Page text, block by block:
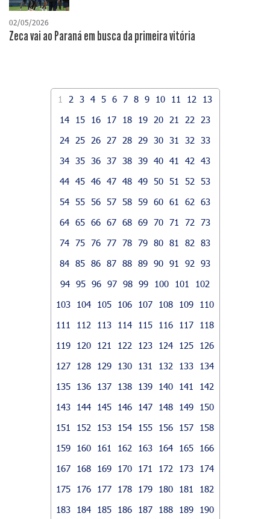
02/05/2026
Zeca vai ao Paraná em busca da primeira vitória
1 2 3 4 5 6 7 8 9 10 11 12
13
14
15 16 17 18 19 20 21 22
23
24
25 26 27 28 29 30 31 32
33
34
35 36 37 38 39 40 41 42
43
44 45 46 47 48 49 50 51 52
53
54
55 56 57 58 59 60 61 62
63
64 65 66 67 68 69 70 71 72
73
74 75 76 77 78 79 80 81 82
83
84 85 86 87 88 89 90 91 92
93
94 95 96 97 98 99 100 101
102
103
104 105 106 107 108 109
110
111
112 113 114 115 116 117
118
119
120 121 122 123 124 125
126
127
128 129 130 131 132 133
134
135
136 137 138 139 140 141
142
143
144 145 146 147 148 149
150
151
152 153 154 155 156 157
158
159
160 161 162 163 164 165
166
167
168 169 170 171 172 173
174
175
176 177 178 179 180 181
182
183
184 185 186 187 188 189
190